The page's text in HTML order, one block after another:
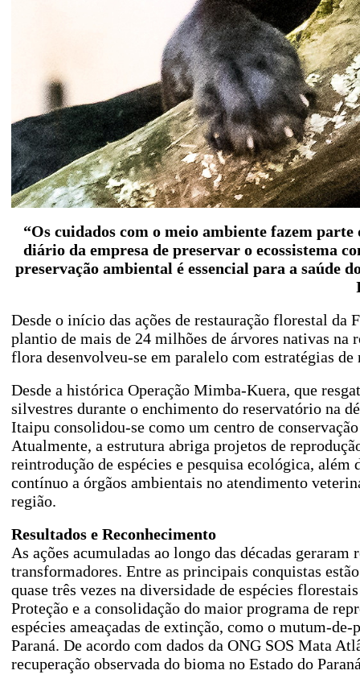
“Os cuidados com o meio ambiente fazem
diário da empresa de preservar o ecossistema
preservação ambiental é essencial para a saúde
Desde o início das ações de restauração florestal
plantio de mais de 24 milhões de árvores nativas na
flora desenvolveu-se em paralelo com estratégias de
Desde a histórica Operação Mimba-Kuera, que
silvestres durante o enchimento do reservatório na
Itaipu consolidou-se como um centro de
Atualmente, a estrutura abriga projetos de
reintrodução de espécies e pesquisa ecológica, além
contínuo a órgãos ambientais no atendimento
região.
Resultados e Reconhecimento
As ações acumuladas ao longo das décadas
transformadores. Entre as principais conquistas
quase três vezes na diversidade de espécies
Proteção e a consolidação do maior programa de
espécies ameaçadas de extinção, como o mutum-
Paraná. De acordo com dados da ONG SOS Mata
recuperação observada do bioma no Estado do